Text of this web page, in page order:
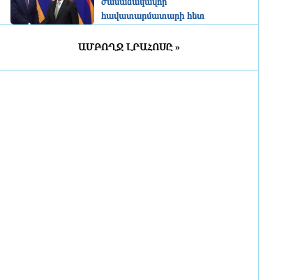
հավատարմատարի հետ
հատկացրել ճանապարհների
ԱՄԲՈՂՋ ԼՐԱՀՈՍԸ »